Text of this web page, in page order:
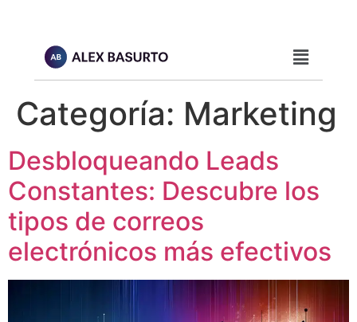
Categoría: Marketing
Desbloqueando Leads
Constantes: Descubre los
tipos de correos
electrónicos más efectivos